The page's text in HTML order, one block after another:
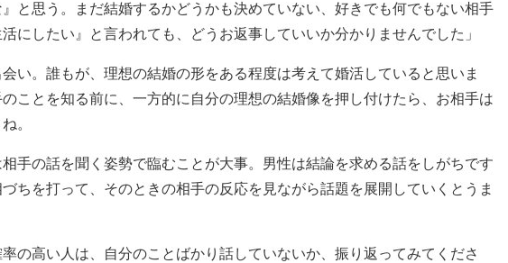
と思う。まだ結婚するかどうかも決めていない、好きでも何でもない相手
にしたい』と言われても、どうお返事していいか分かりませんでした」
い。誰もが、理想の結婚の形をある程度は考えて婚活していると思いま
ことを知る前に、一方的に自分の理想の結婚像を押し付けたら、お相手は
。
手の話を聞く姿勢で臨むことが大事。男性は結論を求める話をしがちです
ちを打って、そのときの相手の反応を見ながら話題を展開していくとうま
の高い人は、自分のことばかり話していないか、振り返ってみてくださ